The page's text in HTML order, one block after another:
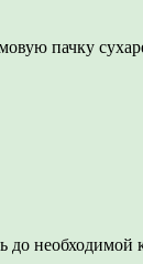
пачку
до